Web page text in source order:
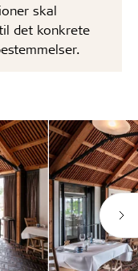
skal
det konkrete